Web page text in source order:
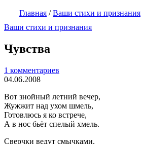
Главная /Ваши стихи и признания
Ваши стихи и признания
Чувства
1 комментариев
04.06.2008
Вот знойный летний вечер,
Жужжит над ухом шмель,
Готовлюсь я ко встрече,
А в нос бьёт спелый хмель.
Сверчки ведут смычками,